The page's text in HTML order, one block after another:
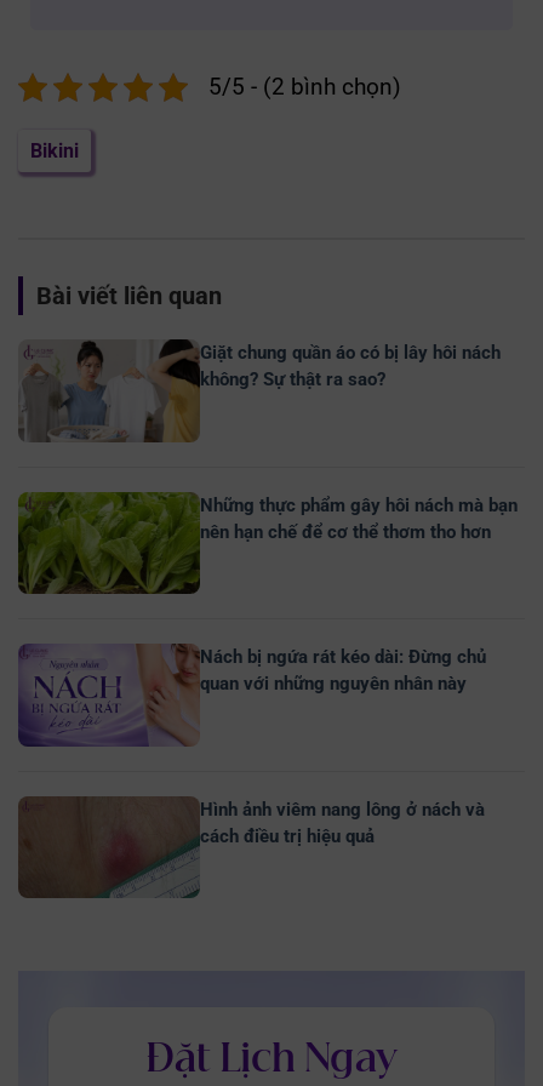
5/5 - (2 bình chọn)
Bikini
Bài viết liên quan
Giặt chung quần áo có bị lây hôi nách
không? Sự thật ra sao?
Những thực phẩm gây hôi nách mà bạn
nên hạn chế để cơ thể thơm tho hơn
Nách bị ngứa rát kéo dài: Đừng chủ
quan với những nguyên nhân này
Hình ảnh viêm nang lông ở nách và
cách điều trị hiệu quả
Đặt Lịch Ngay